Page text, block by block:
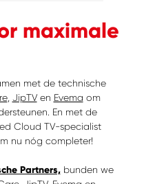
maximale
met de technische
, JipTVen Evema om
En met de
Cloud TV-specialist
nu nóg completer!
Partners,bunden we